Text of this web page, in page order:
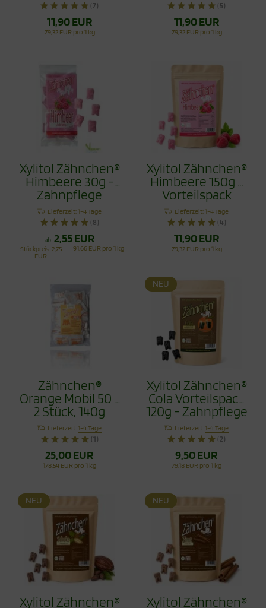
(7)
11,90 EUR
79,32 EUR pro 1 kg
(5)
11,90 EUR
79,32 EUR pro 1 kg
Xylitol Zähnchen®
Himbeere 30g -
Zahnpflege
Bonbons
Lieferzeit:1-4 Tage
(8)
ab 2,55 EUR
Stückpreis 2,75
EUR
91,66 EUR pro 1 kg
Xylitol Zähnchen®
Himbeere 150g -
Vorteilspack
Lieferzeit:1-4 Tage
(4)
11,90 EUR
79,32 EUR pro 1 kg
Zähnchen®
Orange Mobil 50 x
2 Stück, 140g
Lieferzeit:1-4 Tage
(1)
25,00 EUR
178,54 EUR pro 1 kg
NEU
Xylitol Zähnchen®
Cola Vorteilspack
120g - Zahnpflege
Bonbons
Lieferzeit:1-4 Tage
(2)
9,50 EUR
79,18 EUR pro 1 kg
NEU
Xylitol Zähnchen®
NEU
Xylitol Zähnchen®